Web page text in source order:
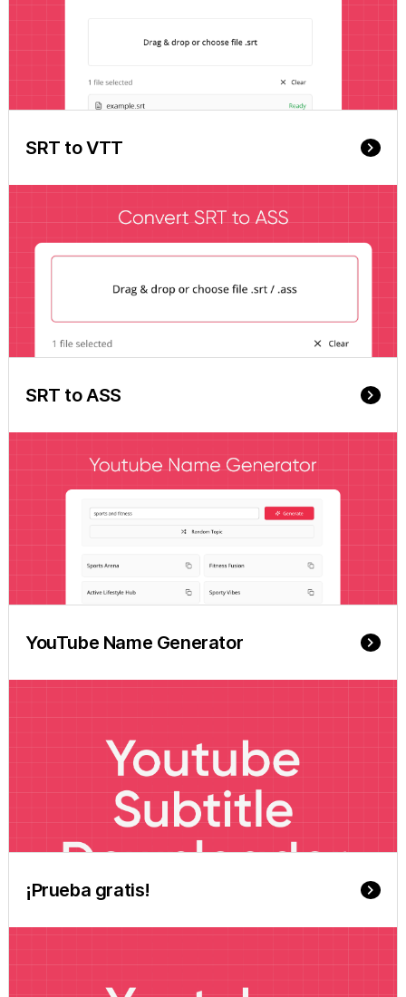
SRT to VTT keyboard_arrow_right
SRT to ASS keyboard_arrow_right
YouTube Name Generator keyboard_arrow_right
¡Prueba gratis! keyboard_arrow_right